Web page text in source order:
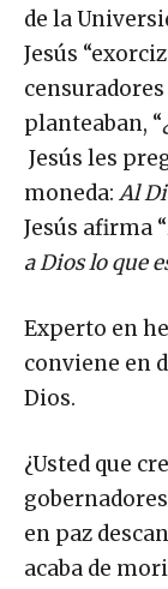
de la
Jesús
planteaban, “
Jesús les
moneda: Al
Jesús afirma “
a Dios lo que
Experto en
conviene en
Dios.
¿Usted que
en paz
acaba de